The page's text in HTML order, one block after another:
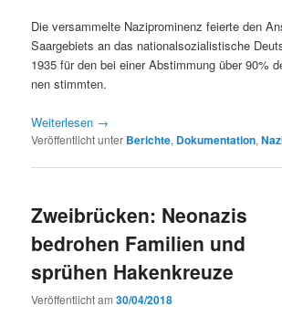
Die ver­sam­melte Nazipromi­nenz feierte den
Saarge­bi­ets an das nation­al­sozial­is­tis­che
1935 für den bei ein­er Abstim­mung über 90%
nen stimmten.
Weit­er­lesen →
Veröffentlicht unter Berichte, Dokumentation,
Zweibrücken: Neonazis
bedrohen Familien und
sprühen Hakenkreuze
Veröffentlicht am30/04/2018